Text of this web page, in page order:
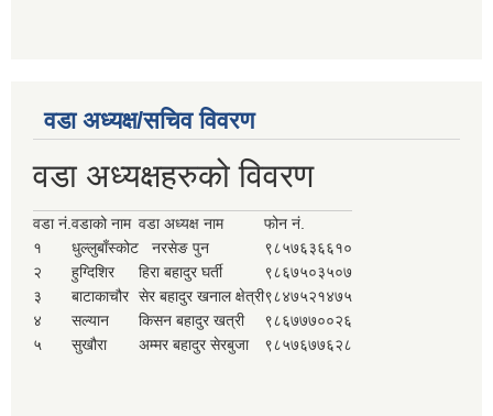
वडा अध्यक्ष/सचिव विवरण
वडा अध्यक्षहरुको विवरण
वडा नं.वडाको नाम वडा अध्यक्ष नाम
फोन नं.
१
धुल्लुबाँस्कोट नरसेङ पुन
९८५७६३६६१०
२
हुग्दिशिर हिरा बहादुर घर्ती
९८६७५०३५०७
३
बाटाकाचौर सेर बहादुर खनाल क्षेत्री९८४७५२१४७५
४
सल्यान किसन बहादुर खत्री
९८६७७७००२६
५
सुखौरा अम्मर बहादुर सेरबुजा ९८५७६७७६२८